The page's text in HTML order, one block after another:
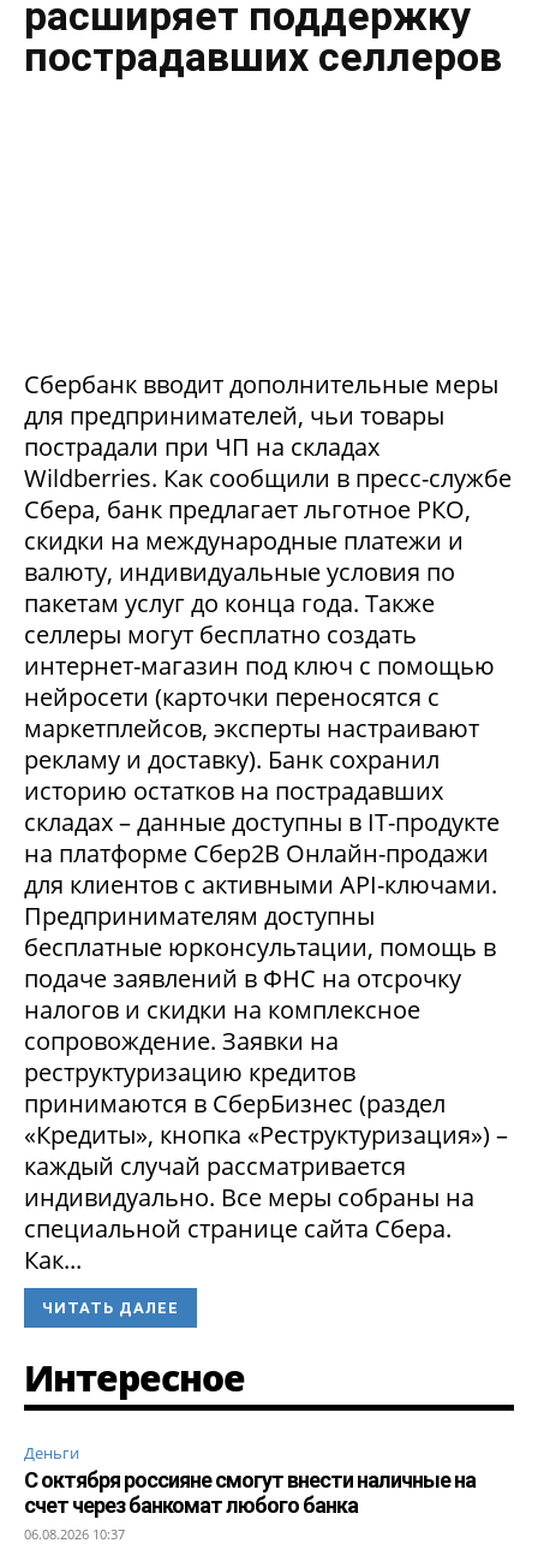
расширяет поддержку
пострадавших селлеров
Сбербанк вводит дополнительные меры
для предпринимателей, чьи товары
пострадали при ЧП на складах
Wildberries. Как сообщили в пресс-службе
Сбера, банк предлагает льготное РКО,
скидки на международные платежи и
валюту, индивидуальные условия по
пакетам услуг до конца года. Также
селлеры могут бесплатно создать
интернет-магазин под ключ с помощью
нейросети (карточки переносятся с
маркетплейсов, эксперты настраивают
рекламу и доставку). Банк сохранил
историю остатков на пострадавших
складах – данные доступны в IT-продукте
на платформе Сбер2В Онлайн-продажи
для клиентов с активными API-ключами.
Предпринимателям доступны
бесплатные юрконсультации, помощь в
подаче заявлений в ФНС на отсрочку
налогов и скидки на комплексное
сопровождение. Заявки на
реструктуризацию кредитов
принимаются в СберБизнес (раздел
«Кредиты», кнопка «Реструктуризация») –
каждый случай рассматривается
индивидуально. Все меры собраны на
специальной странице сайта Сбера.
Как...
ЧИТАТЬ ДАЛЕЕ
Интересное
Деньги
С октября россияне смогут внести наличные на
счет через банкомат любого банка
06.08.2026 10:37